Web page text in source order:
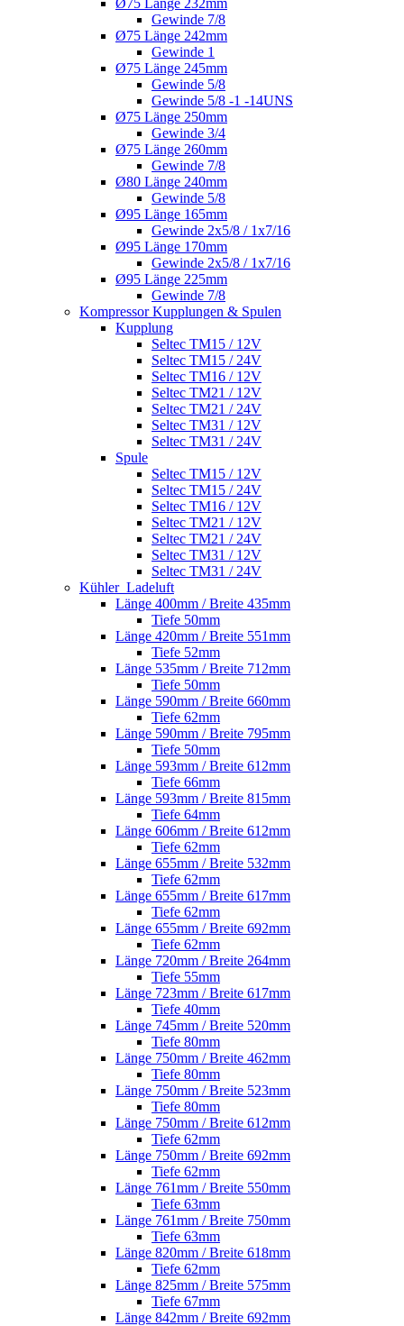
Ø75 Länge 232mm
Gewinde 7/8
Ø75 Länge 242mm
Gewinde 1
Ø75 Länge 245mm
Gewinde 5/8
Gewinde 5/8 -1 -14UNS
Ø75 Länge 250mm
Gewinde 3/4
Ø75 Länge 260mm
Gewinde 7/8
Ø80 Länge 240mm
Gewinde 5/8
Ø95 Länge 165mm
Gewinde 2x5/8 / 1x7/16
Ø95 Länge 170mm
Gewinde 2x5/8 / 1x7/16
Ø95 Länge 225mm
Gewinde 7/8
Kompressor Kupplungen & Spulen
Kupplung
Seltec TM15 / 12V
Seltec TM15 / 24V
Seltec TM16 / 12V
Seltec TM21 / 12V
Seltec TM21 / 24V
Seltec TM31 / 12V
Seltec TM31 / 24V
Spule
Seltec TM15 / 12V
Seltec TM15 / 24V
Seltec TM16 / 12V
Seltec TM21 / 12V
Seltec TM21 / 24V
Seltec TM31 / 12V
Seltec TM31 / 24V
Kühler_Ladeluft
Länge 400mm / Breite 435mm
Tiefe 50mm
Länge 420mm / Breite 551mm
Tiefe 52mm
Länge 535mm / Breite 712mm
Tiefe 50mm
Länge 590mm / Breite 660mm
Tiefe 62mm
Länge 590mm / Breite 795mm
Tiefe 50mm
Länge 593mm / Breite 612mm
Tiefe 66mm
Länge 593mm / Breite 815mm
Tiefe 64mm
Länge 606mm / Breite 612mm
Tiefe 62mm
Länge 655mm / Breite 532mm
Tiefe 62mm
Länge 655mm / Breite 617mm
Tiefe 62mm
Länge 655mm / Breite 692mm
Tiefe 62mm
Länge 720mm / Breite 264mm
Tiefe 55mm
Länge 723mm / Breite 617mm
Tiefe 40mm
Länge 745mm / Breite 520mm
Tiefe 80mm
Länge 750mm / Breite 462mm
Tiefe 80mm
Länge 750mm / Breite 523mm
Tiefe 80mm
Länge 750mm / Breite 612mm
Tiefe 62mm
Länge 750mm / Breite 692mm
Tiefe 62mm
Länge 761mm / Breite 550mm
Tiefe 63mm
Länge 761mm / Breite 750mm
Tiefe 63mm
Länge 820mm / Breite 618mm
Tiefe 62mm
Länge 825mm / Breite 575mm
Tiefe 67mm
Länge 842mm / Breite 692mm